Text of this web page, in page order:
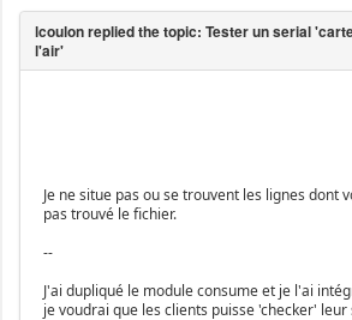
Je ne situe pas ou se trouvent les lignes dont
pas trouvé le fichier.
--
J'ai dupliqué le module consume et je l'ai
je voudrai que les clients puisse 'checker' leur